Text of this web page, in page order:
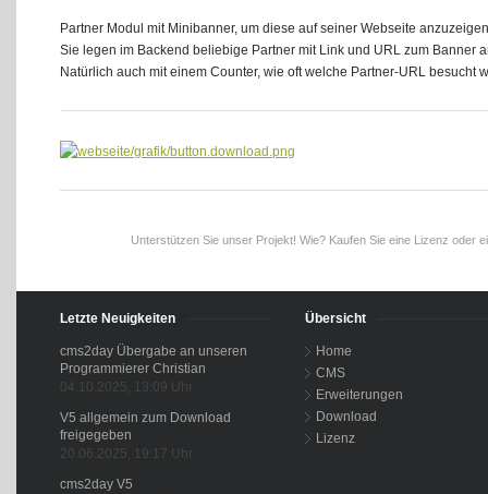
Partner Modul mit Minibanner, um diese auf seiner Webseite
Sie legen im Backend beliebige Partner mit Link und URL zum Banner
Natürlich auch mit einem Counter, wie oft welche Partner-URL besucht
Unterstützen Sie unser Projekt! Wie? Kaufen Sie eine Lizenz oder
Letzte Neuigkeiten
cms2day Übergabe an unseren
Programmierer Christian
04.10.2025, 13:09 Uhr
V5 allgemein zum Download
freigegeben
20.06.2025, 19:17 Uhr
cms2day V5
Übersicht
Home
CMS
Erweiterungen
Download
Lizenz